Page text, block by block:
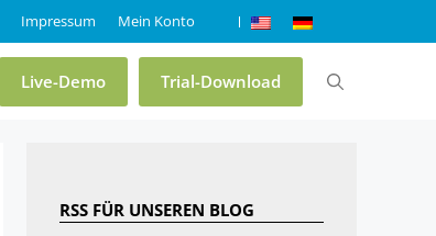
Impressum Mein Konto
Preise & Editionen
Live-Demo Trial-Download
RSS FÜR UNSEREN BLOG